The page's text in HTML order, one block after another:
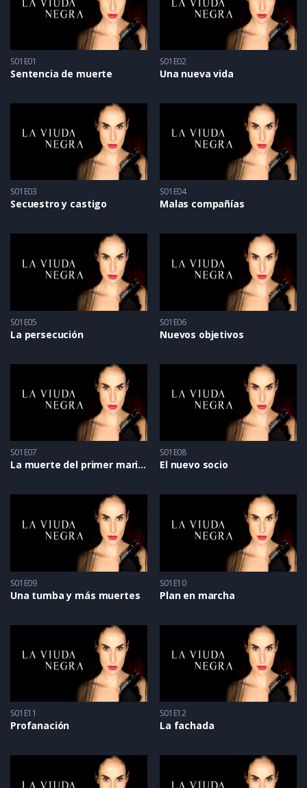
S01E01
Sentencia de muerte
S01E02
Una nueva vida
S01E03
Secuestro y castigo
S01E04
Malas compañías
S01E05
La persecución
S01E06
Nuevos objetivos
S01E07
La muerte del primer marido
S01E08
El nuevo socio
S01E09
Una tumba y más muertes
S01E10
Plan en marcha
S01E11
Profanación
S01E12
La fachada